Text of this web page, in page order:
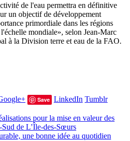
de l'eau permettra en définitive
un objectif de développement
primordiale dans les régions
mondiale», selon Jean-Marc
à la Division terre et eau de la FAO.
Save LinkedIn Tumblr
pour la mise en valeur des
de L’Île-des-Sœurs
une bonne idée au quotidien